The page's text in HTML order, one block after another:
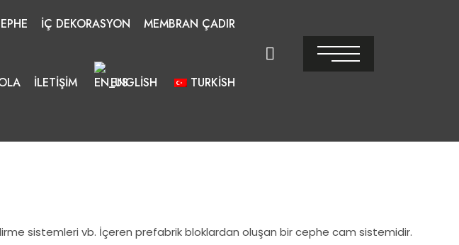
İÇ DEKORASYON MEMBRAN ÇADIR
İLETIŞIM ENGLISH TURKISH
sistemleri vb. İçeren prefabrik bloklardan oluşan bir cephe cam sistemidir.